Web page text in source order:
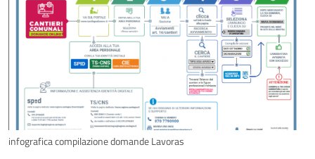
infografica compilazione domande Lavoras